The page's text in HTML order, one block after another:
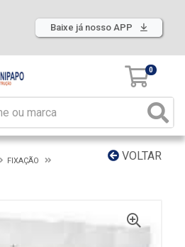
Baixe já nosso APP
0
VOLTAR
FIXAÇÃO